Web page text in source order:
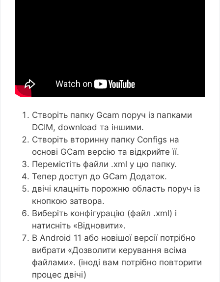
Створіть папку Gcam поруч із папками
DCIM, download та іншими.
Створіть вторинну папку Configs на
основі GCam версію та відкрийте її.
Перемістіть файли .xml у цю папку.
Тепер доступ до GCam Додаток.
двічі клацніть порожню область поруч із
кнопкою затвора.
Виберіть конфігурацію (файл .xml) і
натисніть «Відновити».
В Android 11 або новішої версії потрібно
вибрати «Дозволити керування всіма
файлами». (іноді вам потрібно повторити
процес двічі)